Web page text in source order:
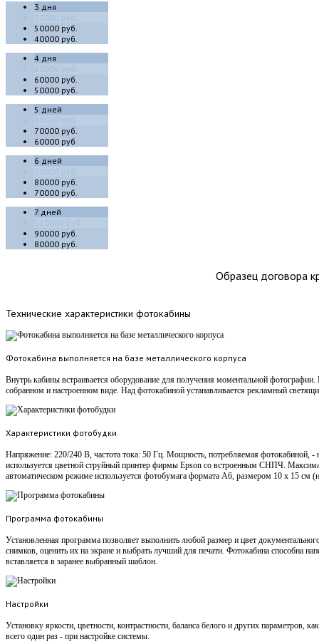
3 дня
50000 руб.
40000 руб.
4 дня
60000 руб.
50000 руб.
5 дней
70000 руб.
60000 руб
6 дней
80000 руб.
70000 руб.
7 дней
90000 руб.
80000 руб.
Образец договора
Технические характеристики фотокабины
Фотокабина выполняется на базе металлического корпуса
Внутрь кабины встраивается оборудование для получения моментальной
собранном и настроенном виде. Над фотокабиной устанавливается рекламный
Характеристики фотобудки
Напряжение: 220/240 В, частота тока: 50 Гц. Мощность, потребляемая фотокабиной,
используется цветной струйный принтер фирмы Epson со встроенным СНПЧ.
автоматическом режиме используется фотобумага формата А6, размером 10 х 15 см
Программа фотокабины
Установленная программа позволяет выполнить любой размер и цвет
снимков, оценить их на экране и выбрать лучший для печати. Фотокабина способна
вставляется в заранее выбранный шаблон.
Настройки
Установку яркости, цветности, контрастности, баланса белого и других параметров,
всего один раз - при настройке системы.